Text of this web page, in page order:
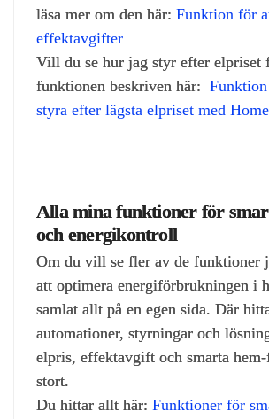
läsa mer om den här: Funktion för
effektavgifter
Vill du se hur jag styr efter elpriset
funktionen beskriven här:
styra efter lägsta elpriset med
Alla mina funktioner för
och energikontroll
Om du vill se fler av de funktioner
att optimera energiförbrukningen i
samlat allt på en egen sida. Där
automationer, styrningar och
elpris, effektavgift och smarta
stort.
Du hittar allt här: Funktioner för